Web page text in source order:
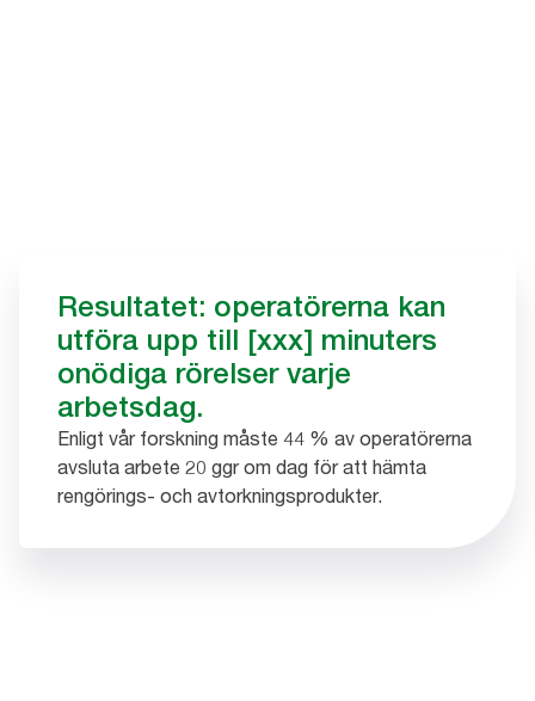
Resultatet: operatörerna kan
utföra upp till [xxx] minuters
onödiga rörelser varje
arbetsdag.
Enligt vår forskning måste 44 % av operatörerna
avsluta arbete 20 ggr om dag för att hämta
rengörings- och avtorkningsprodukter.